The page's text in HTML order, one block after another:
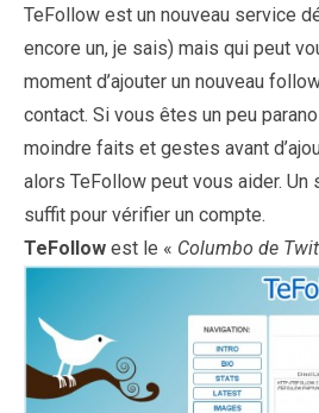
TeFollow est un nouveau service
encore un, je sais) mais qui peut
moment d’ajouter un nouveau
contact. Si vous êtes un peu
moindre faits et gestes avant
alors TeFollow peut vous aider.
suffit pour vérifier un compte.
TeFollow est le « Columbo de